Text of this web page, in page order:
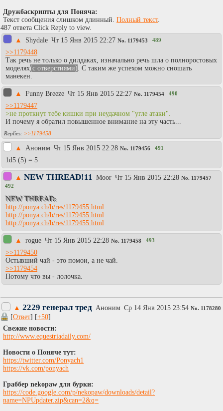
Дружбаскрипты для Поняча:
Текст сообщения слишком длинный. Полный текст.
487 ответа Click Reply to view.
▲
Shydale Чт 15 Янв 2015 22:27 No. 1179453 489
>>1179448
Так речь не только о дилдаках, изначально речь шла о полноростовых
моделях(с отверстиями) . С таким же успехом можно сношать
манекен.
▲ Funny Breeze Чт 15 Янв 2015 22:27 No. 1179454 490
>>1179447
>не проткнут тебе кишки при неудачном "угле атаки".
И почему я обратил повышенное внимание на эту часть...
>>1179458
▲ Аноним Чт 15 Янв 2015 22:28 No. 1179456 491
1d5 (5) = 5
▲ NEW THREAD!11 Moor Чт 15 Янв 2015 22:28 No. 1179457
492
NEW THREAD:
http://ponya.ch/b/res/1179455.html
http://ponya.ch/b/res/1179455.html
http://ponya.ch/b/res/1179455.html
▲ rogue Чт 15 Янв 2015 22:28 No. 1179458 493
>>1179450
Остывший чай - это помои, а не чай.
>>1179454
Потому что вы - лолочка.
▲ 2229 генерал тред Аноним Ср 14 Янв 2015 23:54 No. 1178280
[Ответ] [+50]
Свежие новости:
http://www.equestriadaily.com/
Новости о Поняче тут:
https://twitter.com/Ponyach1
https://vk.com/ponyach
Граббер nekopaw для бурки:
https://code.google.com/p/nekopaw/downloads/detail?
name=NPUpdater.zip&can=2&q=